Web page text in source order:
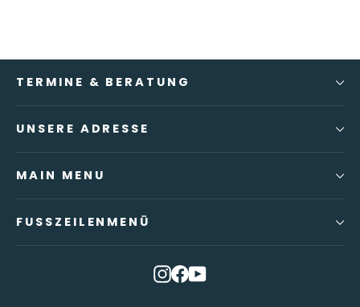
TERMINE & BERATUNG
UNSERE ADRESSE
MAIN MENU
FUSSZEILENMENÜ
Instagram
Facebook
YouTube